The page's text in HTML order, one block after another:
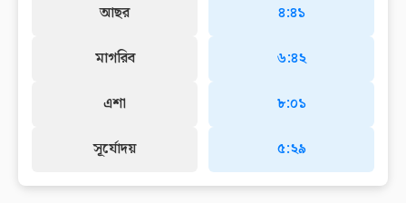
আছর
মাগরিব
এশা
সূর্যোদয়
৪:৪১
৬:৪২
৮:০১
৫:২৯